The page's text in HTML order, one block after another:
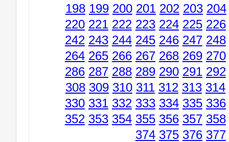
198 199 200 201 202 203 204
220 221 222 223 224 225 226
242 243 244 245 246 247 248
264 265 266 267 268 269 270
286 287 288 289 290 291 292
308 309 310 311 312 313 314
330 331 332 333 334 335 336
352 353 354 355 356 357 358
374 375 376 377